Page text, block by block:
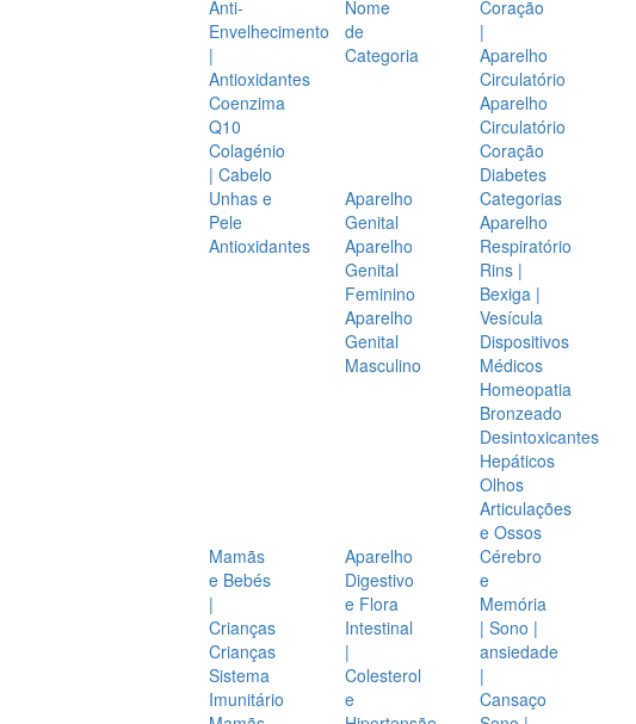
Anti-
Envelhecimento
|
Antioxidantes
Coenzima
Q10
Colagénio
| Cabelo
Unhas e
Pele
Antioxidantes
Nome
de
Categoria
Coração
|
Aparelho
Circulatório
Aparelho
Circulatório
Coração
Diabetes
Aparelho
Genital
Aparelho
Genital
Feminino
Aparelho
Genital
Masculino
Categorias
Aparelho
Respiratório
Rins |
Bexiga |
Vesícula
Dispositivos
Médicos
Homeopatia
Bronzeado
Desintoxicantes
Hepáticos
Olhos
Articulações
e Ossos
Mamãs
e Bebés
|
Crianças
Crianças
Sistema
Imunitário
Aparelho
Digestivo
e Flora
Intestinal
|
Colesterol
e
Cérebro
e
Memória
| Sono |
ansiedade
|
Cansaço